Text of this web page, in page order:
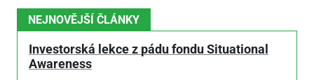
NEJNOVĚJŠÍ ČLÁNKY
Investorská lekce z pádu fondu Situational
Awareness